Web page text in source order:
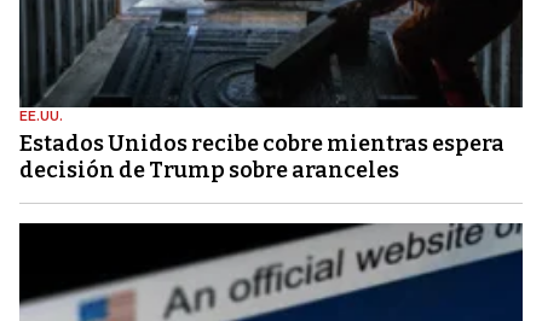
EE.UU.
Estados Unidos recibe cobre mientras espera
decisión de Trump sobre aranceles